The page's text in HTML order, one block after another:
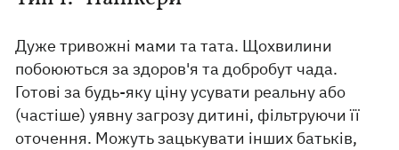
Дуже тривожні мами та тата. Щохвилини
побоюються за здоров'я та добробут чада.
Готові за будь-яку ціну усувати реальну або
(частіше) уявну загрозу дитині, фільтруючи її
оточення. Можуть зацькувати інших батьків,